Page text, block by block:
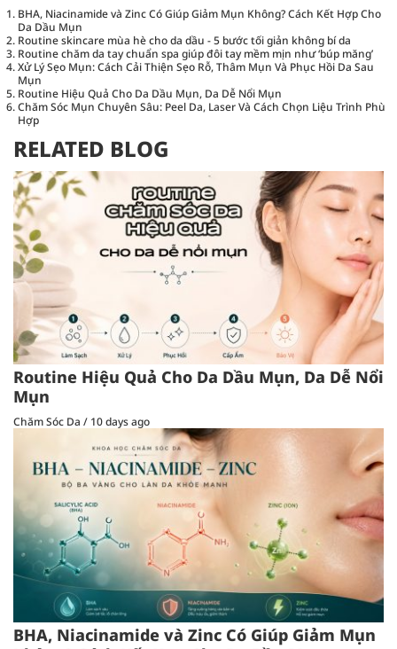
BHA, Niacinamide và Zinc Có Giúp Giảm Mụn Không? Cách Kết Hợp Cho
Da Dầu Mụn
Routine skincare mùa hè cho da dầu - 5 bước tối giản không bí da
Routine chăm da tay chuẩn spa giúp đôi tay mềm mịn như ‘búp măng’
Xử Lý Sẹo Mụn: Cách Cải Thiện Sẹo Rỗ, Thâm Mụn Và Phục Hồi Da Sau
Mụn
Routine Hiệu Quả Cho Da Dầu Mụn, Da Dễ Nổi Mụn
Chăm Sóc Mụn Chuyên Sâu: Peel Da, Laser Và Cách Chọn Liệu Trình Phù
Hợp
RELATED BLOG
Routine Hiệu Quả Cho Da Dầu Mụn, Da Dễ Nổi
Mụn
Chăm Sóc Da / 10 days ago
BHA, Niacinamide và Zinc Có Giúp Giảm Mụn